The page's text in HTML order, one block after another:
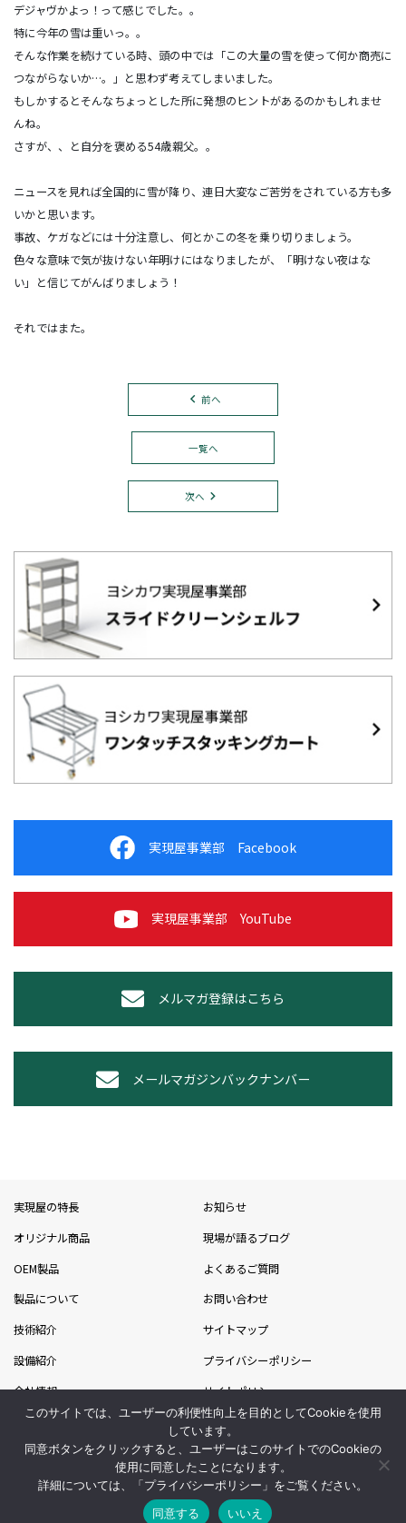
デジャヴかよっ！って感じでした。。
特に今年の雪は重いっ。。
そんな作業を続けている時、頭の中では「この大量の雪を使って何か商売に
つながらないか…。」と思わず考えてしまいました。
もしかするとそんなちょっとした所に発想のヒントがあるのかもしれませ
んね。
さすが、、と自分を褒める54歳親父。。
ニュースを見れば全国的に雪が降り、連日大変なご苦労をされている方も多
いかと思います。
事故、ケガなどには十分注意し、何とかこの冬を乗り切りましょう。
色々な意味で気が抜けない年明けにはなりましたが、「明けない夜はな
い」と信じてがんばりましょう！
それではまた。
前へ
一覧へ
次へ
実現屋事業部 Facebook
実現屋事業部 YouTube
メルマガ登録はこちら
メールマガジンバックナンバー
実現屋の特長
オリジナル商品
OEM製品
製品について
技術紹介
設備紹介
会社情報
採用情報
お知らせ
現場が語るブログ
よくあるご質問
お問い合わせ
サイトマップ
プライバシーポリシー
サイトポリシー
吉川グループ
ライフスタイル事業部
このサイトでは、ユーザーの利便性向上を目的としてCookieを使用
しています。
同意ボタンをクリックすると、ユーザーはこのサイトでのCookieの
使用に同意したことになります。
詳細については、「プライバシーポリシー 」をご覧ください。
同意する
いいえ